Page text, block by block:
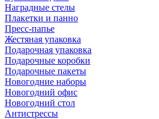
Наградные стелы
Плакетки и панно
Пресс-папье
Жестяная упаковка
Подарочная упаковка
Подарочные коробки
Подарочные пакеты
Новогодние наборы
Новогодний офис
Новогодний стол
Антистрессы